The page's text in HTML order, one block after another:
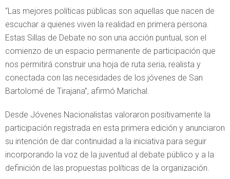
“Las mejores políticas públicas son aquellas que nacen de
escuchar a quienes viven la realidad en primera persona.
Estas Sillas de Debate no son una acción puntual, son el
comienzo de un espacio permanente de participación que
nos permitirá construir una hoja de ruta seria, realista y
conectada con las necesidades de los jóvenes de San
Bartolomé de Tirajana”, afirmó Marichal.
Desde Jóvenes Nacionalistas valoraron positivamente la
participación registrada en esta primera edición y anunciaron
su intención de dar continuidad a la iniciativa para seguir
incorporando la voz de la juventud al debate público y a la
definición de las propuestas políticas de la organización.